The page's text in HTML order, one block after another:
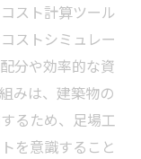
スト計算ツール
ストシミュレー
分や効率的な資
みは、建築物の
るため、足場工
を意識すること